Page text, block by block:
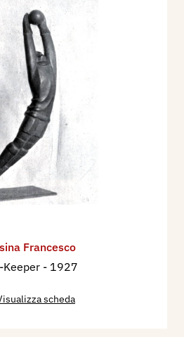
Francesco
Keeper - 1927
scheda